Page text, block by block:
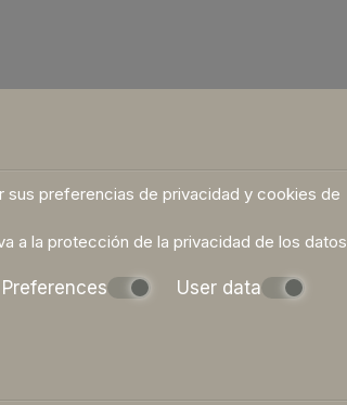
preferencias de privacidad y cookies de
a la protección de la privacidad de los datos
Preferences User data